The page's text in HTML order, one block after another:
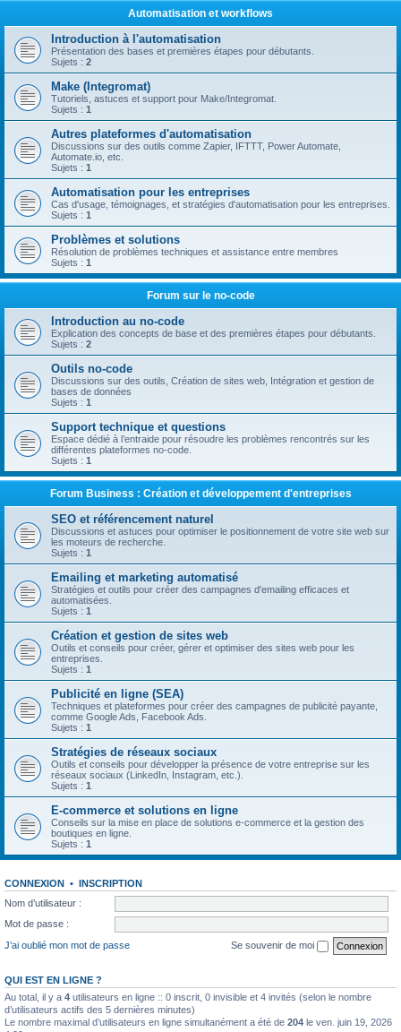
Automatisation et workflows
Introduction à l'automatisation
Présentation des bases et premières étapes pour débutants.
Sujets : 2
Make (Integromat)
Tutoriels, astuces et support pour Make/Integromat.
Sujets : 1
Autres plateformes d'automatisation
Discussions sur des outils comme Zapier, IFTTT, Power Automate,
Automate.io, etc.
Sujets : 1
Automatisation pour les entreprises
Cas d'usage, témoignages, et stratégies d'automatisation pour les entreprises.
Sujets : 1
Problèmes et solutions
Résolution de problèmes techniques et assistance entre membres
Sujets : 1
Forum sur le no-code
Introduction au no-code
Explication des concepts de base et des premières étapes pour débutants.
Sujets : 2
Outils no-code
Discussions sur des outils, Création de sites web, Intégration et gestion de
bases de données
Sujets : 1
Support technique et questions
Espace dédié à l’entraide pour résoudre les problèmes rencontrés sur les
différentes plateformes no-code.
Sujets : 1
Forum Business : Création et développement d'entreprises
SEO et référencement naturel
Discussions et astuces pour optimiser le positionnement de votre site web sur
les moteurs de recherche.
Sujets : 1
Emailing et marketing automatisé
Stratégies et outils pour créer des campagnes d'emailing efficaces et
automatisées.
Sujets : 1
Création et gestion de sites web
Outils et conseils pour créer, gérer et optimiser des sites web pour les
entreprises.
Sujets : 1
Publicité en ligne (SEA)
Techniques et plateformes pour créer des campagnes de publicité payante,
comme Google Ads, Facebook Ads.
Sujets : 1
Stratégies de réseaux sociaux
Outils et conseils pour développer la présence de votre entreprise sur les
réseaux sociaux (LinkedIn, Instagram, etc.).
Sujets : 1
E-commerce et solutions en ligne
Conseils sur la mise en place de solutions e-commerce et la gestion des
boutiques en ligne.
Sujets : 1
CONNEXION • INSCRIPTION
Nom d’utilisateur :
Mot de passe :
J’ai oublié mon mot de passe
Se souvenir de moi
QUI EST EN LIGNE ?
Au total, il y a 4 utilisateurs en ligne :: 0 inscrit, 0 invisible et 4 invités (selon le nombre
d’utilisateurs actifs des 5 dernières minutes)
Le nombre maximal d’utilisateurs en ligne simultanément a été de 204 le ven. juin 19, 2026